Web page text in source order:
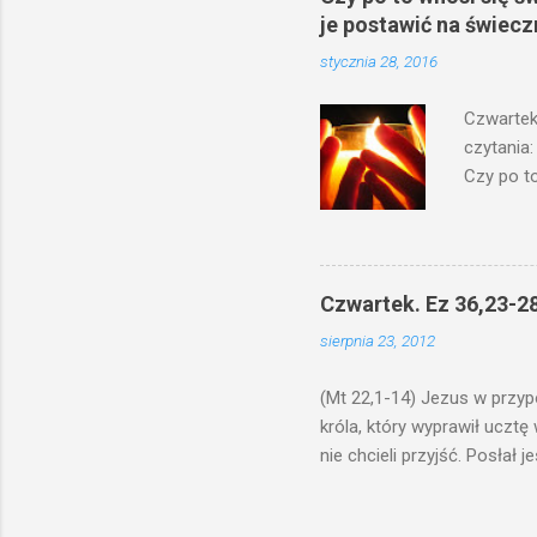
je postawić na
stycznia 28, 2016
czytania:
Czy po
niechaj
ma. W
by je
Czwartek. Ez 36,23-
sierpnia 23, 2012
(Mt 22,1-14) Jezus w
króla, który wyprawił ucztę
nie chcieli przyjść. Posłał
swoje pole, drugi do